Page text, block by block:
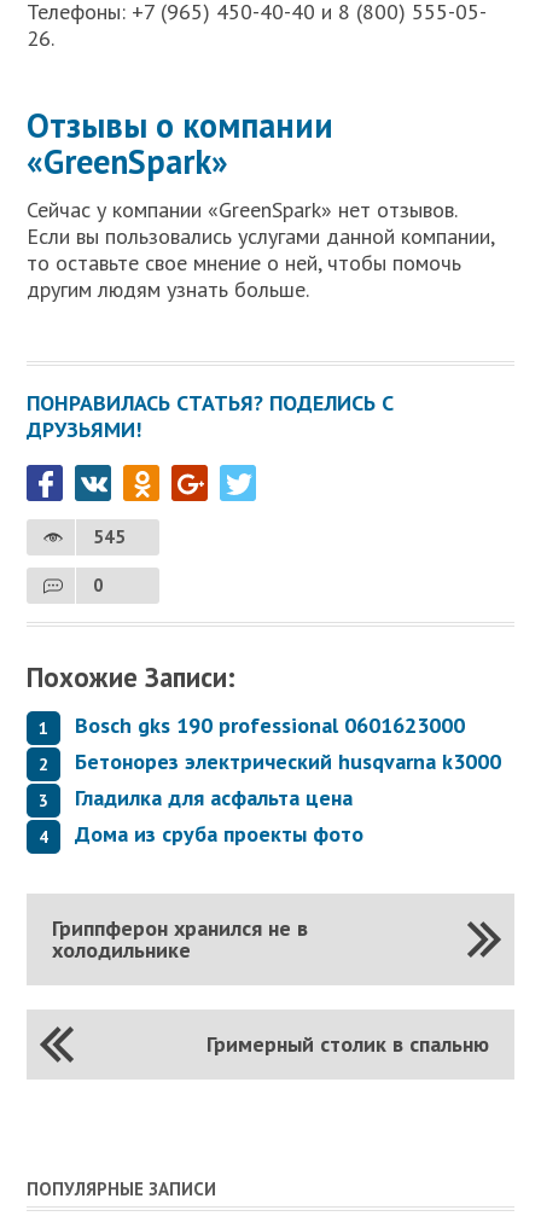
Телефоны: +7 (965) 450-40-40 и 8 (800) 555-05-
26.
Отзывы о компании
«GreenSpark»
Сейчас у компании «GreenSpark» нет отзывов.
Если вы пользовались услугами данной компании,
то оставьте свое мнение о ней, чтобы помочь
другим людям узнать больше.
ПОНРАВИЛАСЬ СТАТЬЯ? ПОДЕЛИСЬ С
ДРУЗЬЯМИ!
545
0
Похожие Записи:
Bosch gks 190 professional 0601623000
Бетонорез электрический husqvarna k3000
Гладилка для асфальта цена
Дома из сруба проекты фото
Гриппферон хранился не в
холодильнике
Гримерный столик в спальню
ПОПУЛЯРНЫЕ ЗАПИСИ